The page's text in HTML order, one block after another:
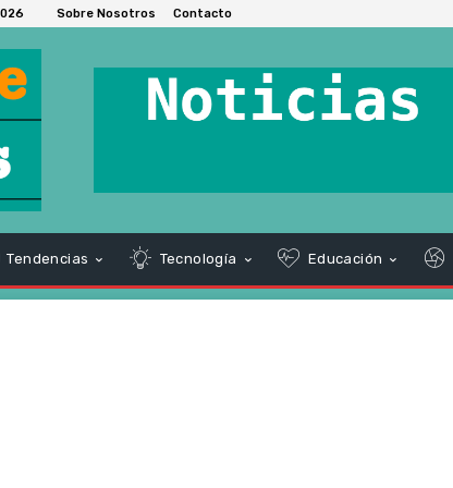
Sobre Nosotros Contacto
Tendencias Tecnología Educación